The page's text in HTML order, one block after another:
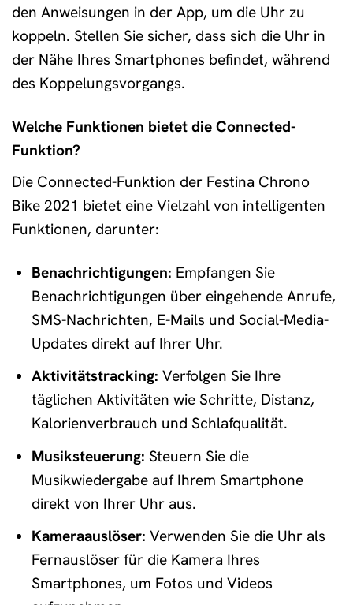
den Anweisungen in der App, um die Uhr zu
koppeln. Stellen Sie sicher, dass sich die Uhr in
der Nähe Ihres Smartphones befindet, während
des Koppelungsvorgangs.
Welche Funktionen bietet die Connected-
Funktion?
Die Connected-Funktion der Festina Chrono
Bike 2021 bietet eine Vielzahl von intelligenten
Funktionen, darunter:
Benachrichtigungen: Empfangen Sie
Benachrichtigungen über eingehende Anrufe,
SMS-Nachrichten, E-Mails und Social-Media-
Updates direkt auf Ihrer Uhr.
Aktivitätstracking: Verfolgen Sie Ihre
täglichen Aktivitäten wie Schritte, Distanz,
Kalorienverbrauch und Schlafqualität.
Musiksteuerung: Steuern Sie die
Musikwiedergabe auf Ihrem Smartphone
direkt von Ihrer Uhr aus.
Kameraauslöser: Verwenden Sie die Uhr als
Fernauslöser für die Kamera Ihres
Smartphones, um Fotos und Videos